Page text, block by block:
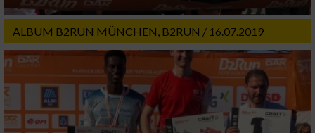
ALBUM B2RUN MÜNCHEN, B2RUN / 16.07.2019
Notwendig
Performance
Funktional